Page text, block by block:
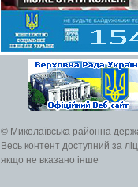
© Миколаївська районна
Весь контент доступний за
якщо не вказано інше